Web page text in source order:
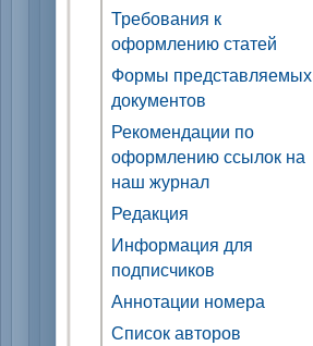
Требования к
оформлению статей
Формы представляемых
документов
Рекомендации по
оформлению ссылок на
наш журнал
Редакция
Информация для
подписчиков
Аннотации номера
Список авторов